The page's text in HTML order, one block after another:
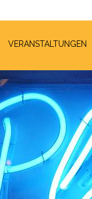
VERANSTALTUNGEN